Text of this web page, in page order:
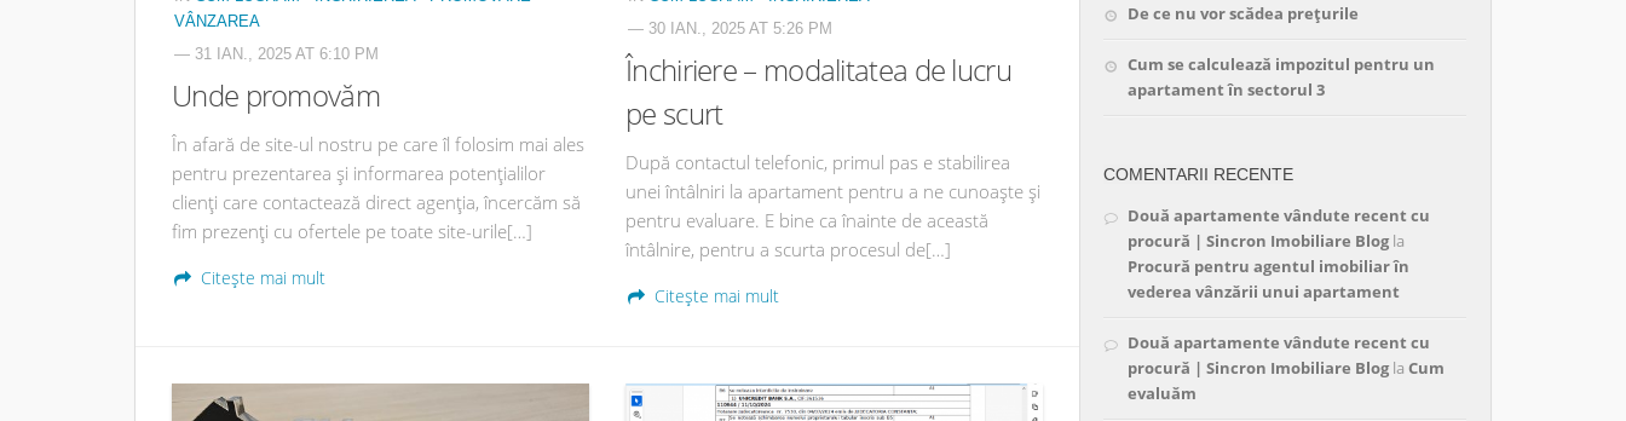
VÂNZAREA
— 31 IAN., 2025 AT 6:10 PM
Unde promovăm
În afară de site-ul nostru pe care îl folosim mai ales
pentru prezentarea și informarea potențialilor
clienți care contactează direct agenția, încercăm să
fim prezenți cu ofertele pe toate site-urile[…]
Citește mai mult
— 30 IAN., 2025 AT 5:26 PM
Închiriere – modalitatea de lucru
pe scurt
După contactul telefonic, primul pas e stabilirea
unei întâlniri la apartament pentru a ne cunoaște și
pentru evaluare. E bine ca înainte de această
întâlnire, pentru a scurta procesul de[…]
Citește mai mult
De ce nu vor scădea prețurile
Cum se calculează impozitul pentru un
apartament în sectorul 3
COMENTARII RECENTE
Două apartamente vândute recent cu
procură | Sincron Imobiliare Blog la
Procură pentru agentul imobiliar în
vederea vânzării unui apartament
Două apartamente vândute recent cu
procură | Sincron Imobiliare Blog la Cum
evaluăm